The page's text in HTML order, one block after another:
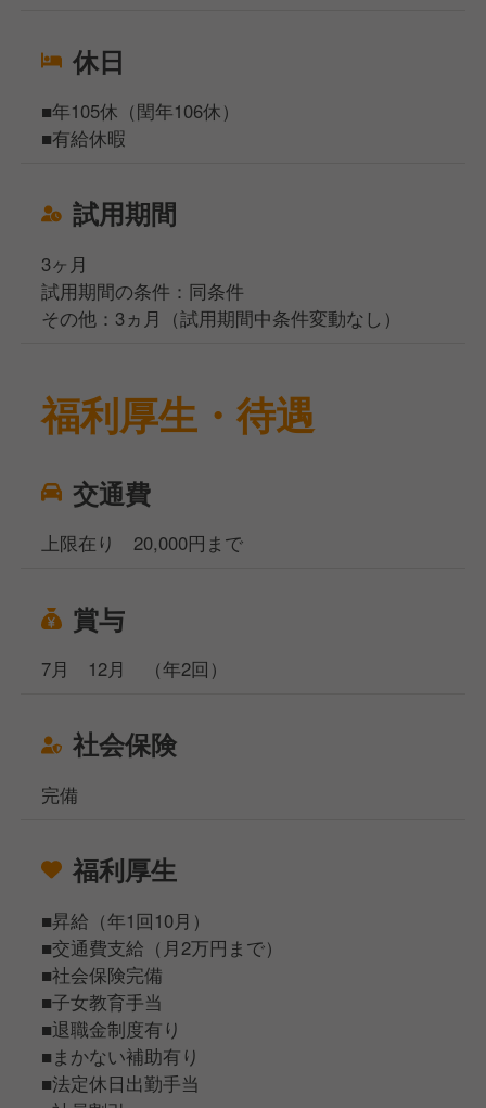
休日
■年105休（閏年106休）
■有給休暇
試用期間
3ヶ月
試用期間の条件：同条件
その他：3ヵ月（試用期間中条件変動なし）
福利厚生・待遇
交通費
上限在り 20,000円まで
賞与
7月 12月 （年2回）
社会保険
完備
福利厚生
■昇給（年1回10月）
■交通費支給（月2万円まで）
■社会保険完備
■子女教育手当
■退職金制度有り
■まかない補助有り
■法定休日出勤手当